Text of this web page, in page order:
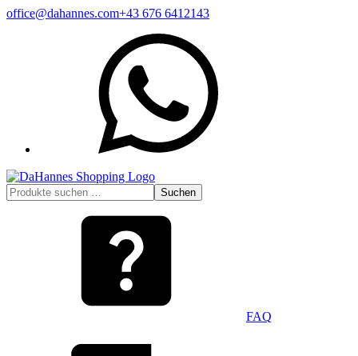
Zum
office@dahannes.com+43 676 6412143
Suchen
nach:
Suchen
FAQ